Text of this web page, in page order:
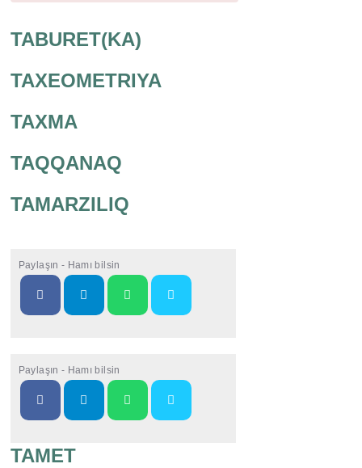
TABURET(KA)
TAXEOMETRIYA
TAXMA
TAQQANAQ
TAMARZILIQ
Paylaşın - Hamı bilsin
Paylaşın - Hamı bilsin
TAMET